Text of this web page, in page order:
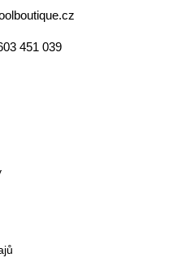
451 039